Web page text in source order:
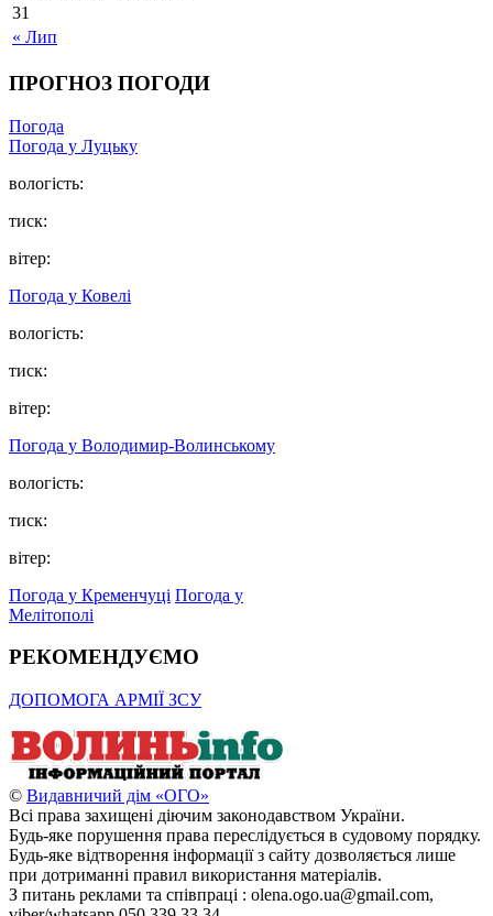
« Лип
31
ПРОГНОЗ ПОГОДИ
Погода
Погода у Луцьку
вологість:
тиск:
вітер:
Погода у Ковелі
вологість:
тиск:
вітер:
Погода у Володимир-Волинському
вологість:
тиск:
вітер:
Погода у Кременчуці Погода у
Мелітополі
РЕКОМЕНДУЄМО
ДОПОМОГА АРМІЇ ЗСУ
© Видавничий дім «ОГО»
Всі права захищені діючим законодавством України.
Будь-яке порушення права переслідується в судовому порядку.
Будь-яке відтворення інформації з сайту дозволяється лише
при дотриманні правил використання матеріалів.
З питань реклами та співпраці : olena.ogo.ua@gmail.com,